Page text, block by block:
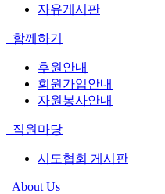
자유게시판
함께하기
후원안내
회원가입안내
자원봉사안내
직원마당
시도협회 게시판
About Us